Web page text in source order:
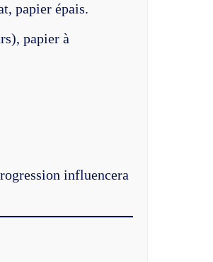
papier épais.
papier à
influencera